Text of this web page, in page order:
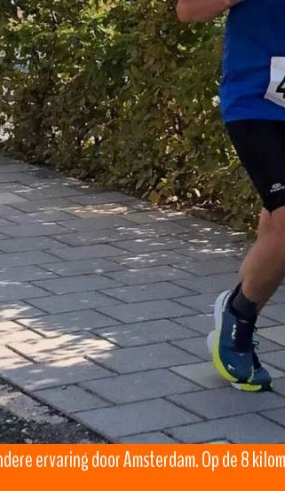
ervaring door Amsterdam. Op de 8